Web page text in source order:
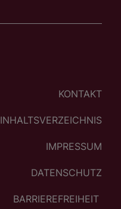
KONTAKT
INHALTSVERZEICHNIS
IMPRESSUM
DATENSCHUTZ
BARRIEREFREIHEIT